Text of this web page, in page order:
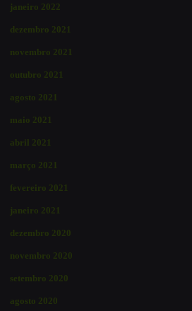
janeiro 2022
dezembro 2021
novembro 2021
outubro 2021
agosto 2021
maio 2021
abril 2021
março 2021
fevereiro 2021
janeiro 2021
dezembro 2020
novembro 2020
setembro 2020
agosto 2020